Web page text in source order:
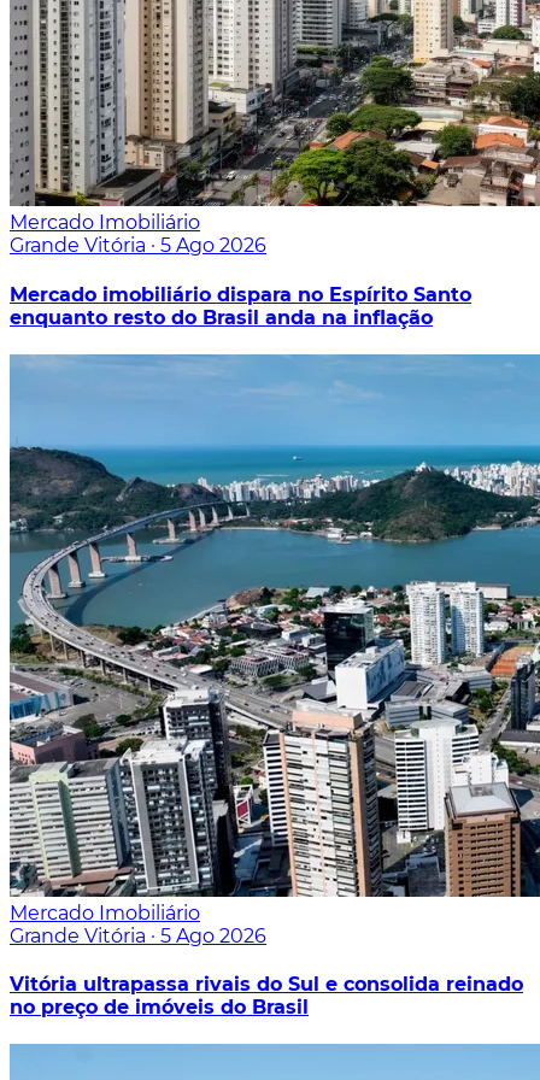
Mercado Imobiliário
Grande Vitória · 5 Ago 2026
Mercado imobiliário dispara no Espírito Santo
enquanto resto do Brasil anda na inflação
Mercado Imobiliário
Grande Vitória · 5 Ago 2026
Vitória ultrapassa rivais do Sul e consolida reinado
no preço de imóveis do Brasil